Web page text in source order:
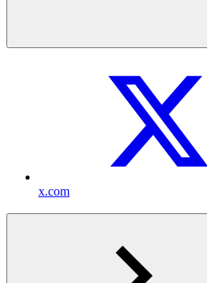
x.com